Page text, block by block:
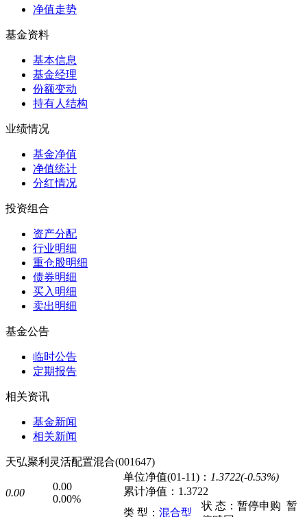
净值走势
基金资料
基本信息
基金经理
份额变动
持有人结构
业绩情况
基金净值
净值统计
分红情况
投资组合
资产分配
行业明细
重仓股明细
债券明细
买入明细
卖出明细
基金公告
临时公告
定期报告
相关资讯
基金新闻
相关新闻
天弘聚利灵活配置混合(001647)
0.00
0.00
0.00%
单位净值(01-11)： 1.3722(-0.53%)
累计净值： 1.3722
类 型： 混合型
状 态： 暂停申购 暂